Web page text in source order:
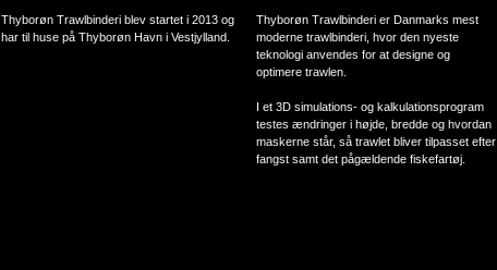
Thyborøn Trawlbinderi blev startet i 2013 og
har til huse på Thyborøn Havn i Vestjylland.
Thyborøn Trawlbinderi er Danmarks mest
moderne trawlbinderi, hvor den nyeste
teknologi anvendes for at designe og
optimere trawlen.
I et 3D simulations- og kalkulationsprogram
testes ændringer i højde, bredde og hvordan
maskerne står, så trawlet bliver tilpasset efter
fangst samt det pågældende fiskefartøj.